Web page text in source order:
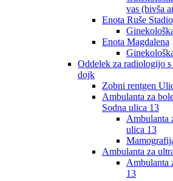
vas (bivša
Enota Ruše
Enota Magdalena
Oddelek za radiologijo
dojk
Zobni rentgen
Ambulanta za
Sodna ulica 13
Ambulanta
ulica 13
Ambulanta za
Ambulanta
13